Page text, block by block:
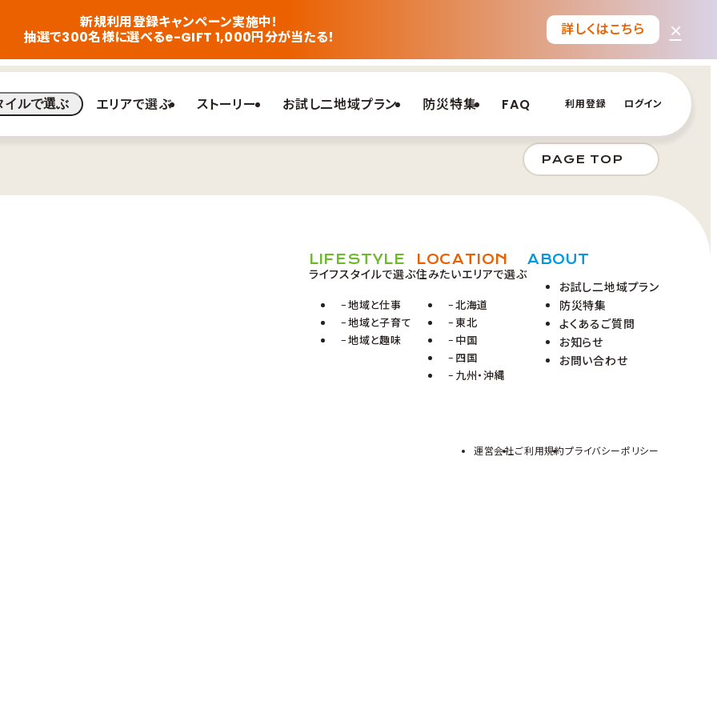
新規利用登録キャンペーン実施中！
抽選で300名様に選べるe-GIFT 1,000円分が当たる！
詳しくはこちら ×
イルで選ぶ エリアで選ぶ ストーリー お試し二地域プラン 防災特集 FAQ 利用登録 ログイン
PAGE TOP
LIFESTYLE
ライフスタイルで選ぶ
地域と仕事
地域と子育て
地域と趣味
LOCATION
住みたいエリアで選ぶ
北海道
東北
中国
四国
九州・沖縄
ABOUT
お試し二地域プラン
防災特集
よくあるご質問
お知らせ
お問い合わせ
運営会社ご利用規約プライバシーポリシー